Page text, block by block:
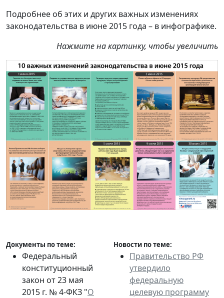
Подробнее об этих и других важных изменениях
законодательства в июне 2015 года – в инфографике.
Нажмите на картинку, чтобы увеличить
Документы по теме: Новости по теме:
Федеральный
конституционный
закон от 23 мая
2015 г. № 4-ФКЗ "О
Правительство РФ
утвердило
федеральную
целевую программу